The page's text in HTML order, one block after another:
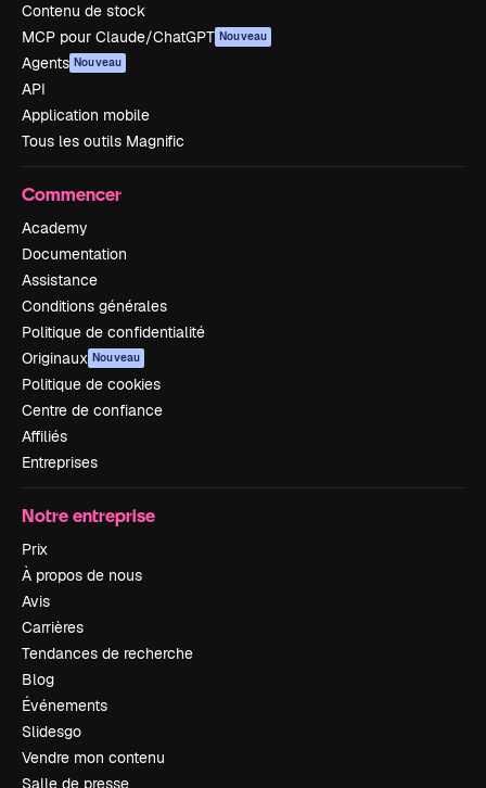
Contenu de stock
MCP pour Claude/ChatGPT Nouveau
Agents Nouveau
API
Application mobile
Tous les outils Magnific
Commencer
Academy
Documentation
Assistance
Conditions générales
Politique de confidentialité
Originaux Nouveau
Politique de cookies
Centre de confiance
Affiliés
Entreprises
Notre entreprise
Prix
À propos de nous
Avis
Carrières
Tendances de recherche
Blog
Événements
Slidesgo
Vendre mon contenu
Salle de presse